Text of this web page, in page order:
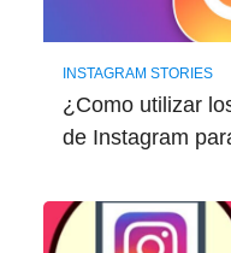
INSTAGRAM STORIES
¿Como utilizar
de Instagram